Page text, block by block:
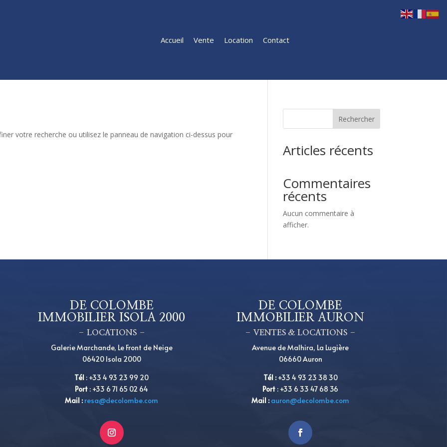
Accueil Vente Location Contact
votre recherche ou utilisez le panneau de navigation ci-dessus pour
Rechercher
Articles récents
Commentaires
récents
Aucun commentaire à
afficher.
DE COLOMBE
IMMOBILIER ISOLA 2000
– LOCATIONS –
Galerie Marchande, Le Front de Neige
06420 Isola 2000
Tél : +33 4 93 23 99 20
Port : +33 6 71 65 02 64
Mail : resa@decolombe.com
DE COLOMBE
IMMOBILIER AURON
– VENTES & LOCATIONS –
Avenue de Malhira, La Lugière
06660 Auron
Tél :+33 4 93 23 38 30
Port : +33 6 33 47 68 36
Mail : auron@decolombe.com